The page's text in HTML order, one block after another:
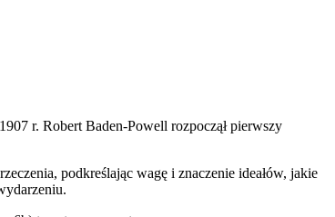
r. Robert Baden-Powell rozpoczął pierwszy
podkreślając wagę i znaczenie ideałów, jakie